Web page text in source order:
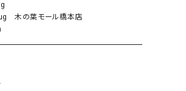
ドクウォーター） HUMS（ハムズ）
）
ッピンナイン）
木の葉モール橋本店